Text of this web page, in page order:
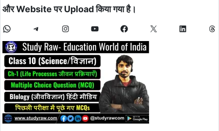
और Website पर Upload किया गया है।